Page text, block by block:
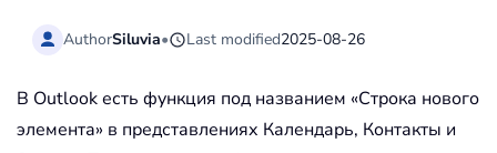
AuthorSiluvia• Last modified2025-08-26
В Outlook есть функция под названием «Строка нового
элемента» в представлениях Календарь, Контакты и